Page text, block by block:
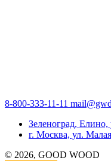
8-800-333-11-11
Зеленоград, Елино,
г. Москва, ул.
© 2026, GOOD WOOD